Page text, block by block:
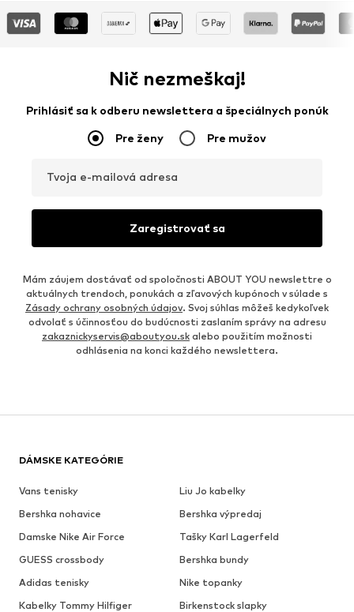
Nič nezmeškaj!
Prihlásiť sa k odberu newslettera a špeciálnych ponúk
Pre ženy Pre mužov
Tvoja e-mailová adresa
Zaregistrovať sa
Mám záujem dostávať od spoločnosti ABOUT YOU newslettre o
aktuálnych trendoch, ponukách a zľavových kupónoch v súlade s
Zásady ochrany osobných údajov. Svoj súhlas môžeš kedykoľvek
odvolať s účinnosťou do budúcnosti zaslaním správy na adresu
zakaznickyservis@aboutyou.sk alebo použitím možnosti
odhlásenia na konci každého newslettera.
DÁMSKE KATEGÓRIE
Vans tenisky
Liu Jo kabelky
Bershka nohavice
Bershka výpredaj
Damske Nike Air Force
Tašky Karl Lagerfeld
GUESS crossbody
Bershka bundy
Adidas tenisky
Nike topanky
Kabelky Tommy Hilfiger
Birkenstock slapky